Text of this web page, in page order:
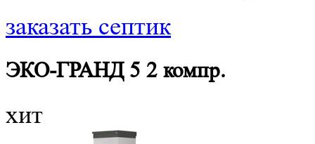
заказать септик
ЭКО-ГРАНД 5 2 компр.
хит